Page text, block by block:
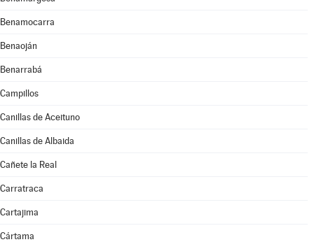
Benamocarra
Benaoján
Benarrabá
Campillos
Canillas de Aceituno
Canillas de Albaida
Cañete la Real
Carratraca
Cartajima
Cártama